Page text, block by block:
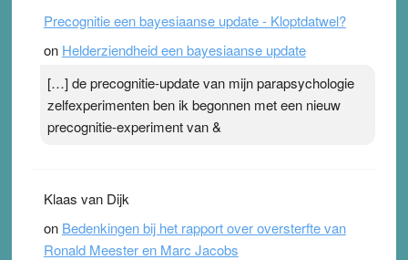
Precognitie een bayesiaanse update - Kloptdatwel?
on Helderziendheid een bayesiaanse update
[…] de precognitie-update van mijn parapsychologie
zelfexperimenten ben ik begonnen met een nieuw
precognitie-experiment van &
Klaas van Dijk
on Bedenkingen bij het rapport over oversterfte van
Ronald Meester en Marc Jacobs